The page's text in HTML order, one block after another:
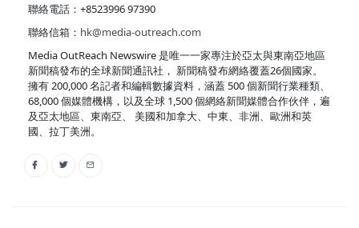
聯絡電話：+8523996 97390
聯絡信箱： hk@media-outreach.com
Media OutReach Newswire 是唯一一家專注於亞太與東南亞地區
新聞稿發布的全球新聞通訊社， 新聞稿發布網絡覆蓋26個國家。
擁有 200,000 名記者和編輯數據資料，涵蓋 500 個新聞行業種類、
68,000 個媒體機構，以及全球 1,500 個網絡新聞媒體合作伙伴，遍
及亞太地區、東南亞、 美國和加拿大、中東、非洲、歐洲和英
國、拉丁美洲。